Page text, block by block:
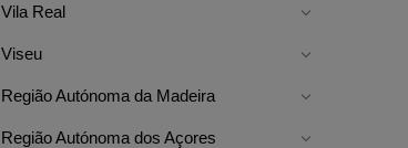
Vila Real
Viseu
Região Autónoma da Madeira
Região Autónoma dos Açores